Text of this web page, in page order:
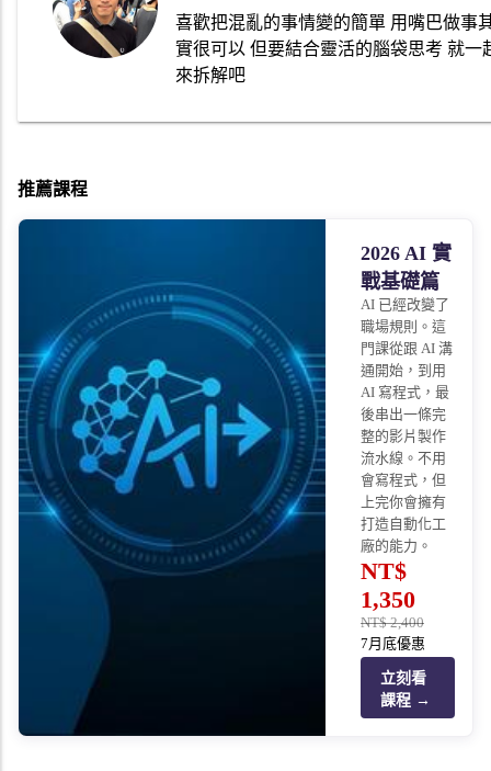
喜歡把混亂的事情變的簡單 用嘴巴做事
實很可以 但要結合靈活的腦袋思考 就一
來拆解吧
推薦課程
2026 AI 實
戰基礎篇
AI 已經改變了
職場規則。這
門課從跟 AI 溝
通開始，到用
AI 寫程式，最
後串出一條完
整的影片製作
流水線。不用
會寫程式，但
上完你會擁有
打造自動化工
廠的能力。
NT$
1,350
NT$2,400
7月底優惠
立刻看
課程 →